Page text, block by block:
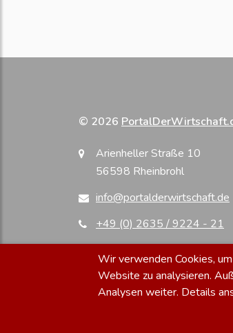
© 2026
Arienheller Straße 10
56598 Rheinbrohl
info@portalderwirtschaft.de
+49 (0) 2635 / 9224 - 21
Wir verwenden Cookies,
Website zu analysieren.
Analysen weiter. Details